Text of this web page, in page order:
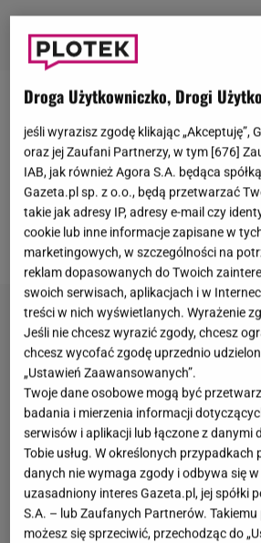
Marcin Dubiel
poinformował
niespełna dwa tygodnie
MMA11. Jak przyznał, nie był
treningu i jego plan
ulec delikatnym zmianom.
w zastępstwie za jednego z
Droga Użytkowniczko, Drogi
jeśli wyrazisz zgodę klikając „Akceptuję”,
oraz jej Zaufani Partnerzy, w tym [676]
IAB, jak również Agora S.A. będąca
Gazeta.pl sp. z o.o., będą przetwarzać
takie jak adresy IP, adresy e-mail czy
cookie lub inne informacje zapisane w
marketingowych, w szczególności na
reklam dopasowanych do Twoich
swoich serwisach, aplikacjach i w
treści w nich wyświetlanych. Wyrażenie
Jeśli nie chcesz wyrazić zgody, chcesz
chcesz wycofać zgodę uprzednio
„Ustawień Zaawansowanych”.
Twoje dane osobowe mogą być
badania i mierzenia informacji
serwisów i aplikacji lub łączone z danymi
Tobie usług. W określonych przypadkach
danych nie wymaga zgody i odbywa się
uzasadniony interes Gazeta.pl, jej spółki
S.A. – lub Zaufanych Partnerów.
możesz się sprzeciwić, przechodząc do